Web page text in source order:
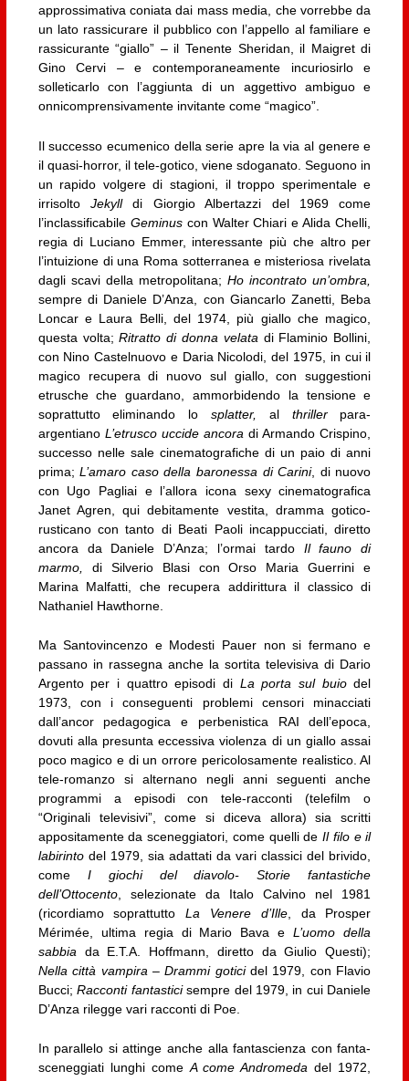
approssimativa coniata dai mass media, che vorrebbe da
un lato rassicurare il pubblico con l’appello al familiare e
rassicurante “giallo” – il Tenente Sheridan, il Maigret di
Gino Cervi – e contemporaneamente incuriosirlo e
solleticarlo con l’aggiunta di un aggettivo ambiguo e
onnicomprensivamente invitante come “magico”.
Il successo ecumenico della serie apre la via al genere e
il quasi-horror, il tele-gotico, viene sdoganato. Seguono in
un rapido volgere di stagioni, il troppo sperimentale e
irrisoltoJekylldi Giorgio Albertazzi del 1969 come
l’inclassificabile Geminuscon Walter Chiari e Alida Chelli,
regia di Luciano Emmer, interessante più che altro per
l’intuizione di una Roma sotterranea e misteriosa rivelata
dagli scavi della metropolitana;Ho incontrato un’ombra,
sempre di Daniele D’Anza, con Giancarlo Zanetti, Beba
Loncar e Laura Belli, del 1974, più giallo che magico,
questa volta;Ritratto di donna velata di Flaminio Bollini,
con Nino Castelnuovo e Daria Nicolodi, del 1975, in cui il
magico recupera di nuovo sul giallo, con suggestioni
etrusche che guardano, ammorbidendo la tensione e
soprattutto eliminando lo splatter, al thrillerpara-
argentiano L’etrusco uccide ancora di Armando Crispino,
successo nelle sale cinematografiche di un paio di anni
prima;L’amaro caso della baronessa di Carini, di nuovo
con Ugo Pagliai e l’allora icona sexy cinematografica
Janet Agren, qui debitamente vestita, dramma gotico-
rusticano con tanto di Beati Paoli incappucciati, diretto
ancora da Daniele D’Anza; l’ormai tardo Il fauno di
marmo, di Silverio Blasi con Orso Maria Guerrini e
Marina Malfatti, che recupera addirittura il classico di
Nathaniel Hawthorne.
Ma Santovincenzo e Modesti Pauer non si fermano e
passano in rassegna anche la sortita televisiva di Dario
Argento per i quattro episodi di La porta sul buiodel
1973, con i conseguenti problemi censori minacciati
dall’ancor pedagogica e perbenistica RAI dell’epoca,
dovuti alla presunta eccessiva violenza di un giallo assai
poco magico e di un orrore pericolosamente realistico. Al
tele-romanzo si alternano negli anni seguenti anche
programmi a episodi con tele-racconti (telefilm o
“Originali televisivi”, come si diceva allora) sia scritti
appositamente da sceneggiatori, come quelli deIl filo e il
labirintodel 1979, sia adattati da vari classici del brivido,
come I giochi del diavolo- Storie fantastiche
dell’Ottocento, selezionate da Italo Calvino nel 1981
(ricordiamo soprattuttoLa Venere d’Ille, da Prosper
Mérimée, ultima regia di Mario Bava eL’uomo della
sabbia da E.T.A. Hoffmann, diretto da Giulio Questi);
Nella città vampira – Drammi goticidel 1979, con Flavio
Bucci;Racconti fantasticisempre del 1979, in cui Daniele
D’Anza rilegge vari racconti di Poe.
In parallelo si attinge anche alla fantascienza con fanta-
sceneggiati lunghi comeA come Andromeda del 1972,